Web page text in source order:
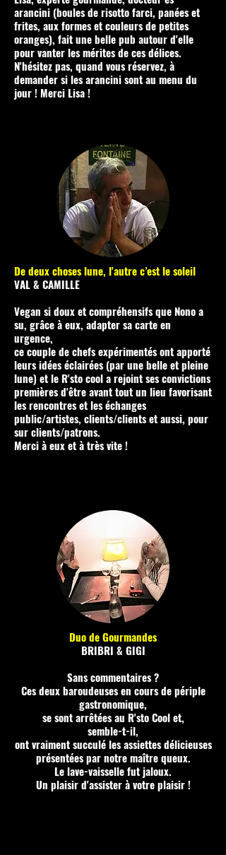
arancini (boules de risotto farci, panées et
frites, aux formes et couleurs de petites
oranges), fait une belle pub autour d'elle
pour vanter les mérites de ces délices.
N'hésitez pas, quand vous réservez, à
demander si les arancini sont au menu du
jour ! Merci Lisa !
De deux choses lune, l'autre c’est le soleil
VAL & CAMILLE
Vegan si doux et compréhensifs que Nono a
su, grâce à eux, adapter sa carte en
urgence,
ce couple de chefs expérimentés ont apporté
leurs idées éclairées (par une belle et pleine
lune) et le R'sto cool a rejoint ses convictions
premières d'être avant tout un lieu favorisant
les rencontres et les échanges
public/artistes, clients/clients et aussi, pour
sur clients/patrons.
Merci à eux et à très vite !
Duo de Gourmandes
BRIBRI & GIGI
Sans commentaires ?
Ces deux baroudeuses en cours de périple
gastronomique,
se sont arrêtées au R'sto Cool et,
semble-t-il,
ont vraiment succulé les assiettes délicieuses
présentées par notre maître queux.
Le lave-vaisselle fut jaloux.
Un plaisir d'assister à votre plaisir !